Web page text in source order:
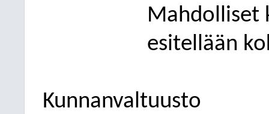
Mahdolliset
esitellään
Kunnanvaltuusto